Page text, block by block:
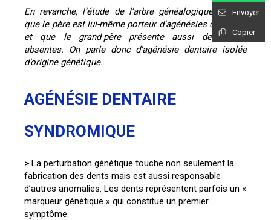
En revanche, l’étude de l’arbre généalogique montre
que le père est lui-même porteur d’agénésies dentaires
et que le grand-père présente aussi des dents
absentes. On parle donc d’agénésie dentaire isolée
d’origine génétique.
AGÉNÉSIE DENTAIRE
SYNDROMIQUE
> La perturbation génétique touche non seulement la
fabrication des dents mais est aussi responsable
d’autres anomalies. Les dents représentent parfois un «
marqueur génétique » qui constitue un premier
symptôme.
Envoyer
Copier